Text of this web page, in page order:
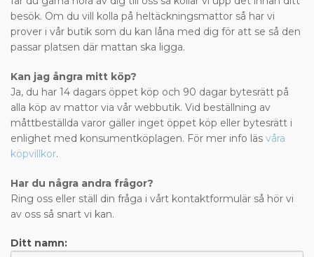
besök. Om du vill kolla på heltäckningsmattor så har vi
prover i vår butik som du kan låna med dig för att se så den
passar platsen där mattan ska ligga.
Kan jag ångra mitt köp?
Ja, du har 14 dagars öppet köp och 90 dagar bytesrätt på
alla köp av mattor via vår webbutik. Vid beställning av
måttbeställda varor gäller inget öppet köp eller bytesrätt i
enlighet med konsumentköplagen. För mer info läs våra
köpvillkor.
Har du några andra frågor?
Ring oss eller ställ din fråga i vårt kontaktformulär så hör vi
av oss så snart vi kan.
Ditt namn: